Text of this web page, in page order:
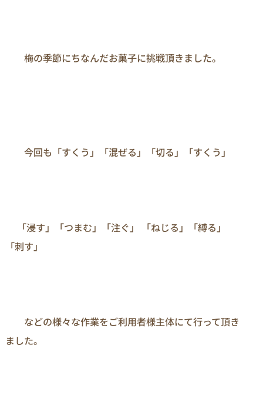
梅の季節にちなんだお菓子に挑戦頂きました。
今回も「すくう」「混ぜる」「切る」「すくう」
「刺す」
などの様々な作業をご利用者様主体にて行って頂き
ました。